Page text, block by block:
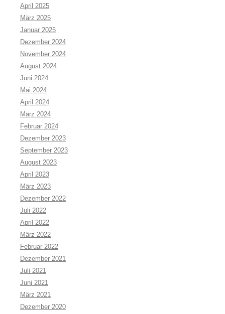
April 2025
März 2025
Januar 2025
Dezember 2024
November 2024
August 2024
Juni 2024
Mai 2024
April 2024
März 2024
Februar 2024
Dezember 2023
September 2023
August 2023
April 2023
März 2023
Dezember 2022
Juli 2022
April 2022
März 2022
Februar 2022
Dezember 2021
Juli 2021
Juni 2021
März 2021
Dezember 2020